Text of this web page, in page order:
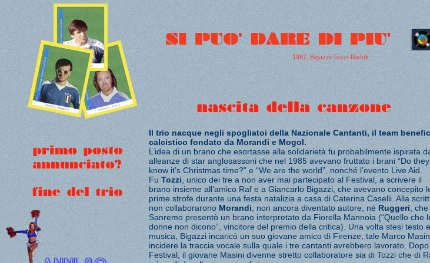
1987, Bigazzi-Tozzi-Riefoli
Il trio nacque negli spogliatoi della Nazionale Cantanti, il team
calcistico fondato da Morandi e Mogol.
L’idea di un brano che esortasse alla solidarietà fu probabilmente ispirata
alleanze di star anglosassoni che nel 1985 avevano fruttato i brani “Do they
know it’s Christmas time?” e “We are the world”, nonché l’evento Live Aid.
FuTozzi , unico dei tre a non aver mai partecipato al Festival, a scrivere il
brano insieme all’amico Raf e a Giancarlo Bigazzi, che avevano concepito
prime strofe durante una festa natalizia a casa di Caterina Caselli. Alla
non collaborarono Morandi , non ancora diventato autore, né Ruggeri ,
Sanremo presentò un brano interpretato da Fiorella Mannoia (“Quello che
donne non dicono”, vincitore del premio della critica). Una volta stesi testo e
musica, Bigazzi incaricò un suo giovane amico di Firenze, tale Marco
incidere la traccia vocale sulla quale i tre cantanti avrebbero lavorato.
Festival, il giovane Masini divenne stretto collaboratore sia di Tozzi che di